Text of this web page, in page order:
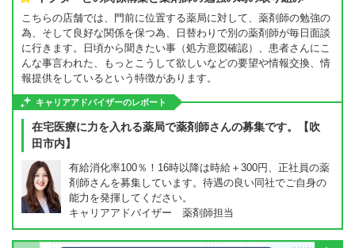
こちらの店舗では、門前に位置する薬局に対して、薬剤師の勉強の
為、そして良好な関係を保つ為、日替わりで別の薬剤師が毎日面談
に行きます。日頃から聞きたい事（処方意図確認）、患者さんにこ
んな事言われた、もっとこうして欲しいなどの要望や情報交換、情
報提供をしているという特徴があります。
キャリアアドバイザーのレポート
在宅医療に力を入れる薬局で薬剤師さんの募集です。【吹
田市内】
有給消化率100％！16時以降は時給＋300円、正社員の薬
剤師さんを募集しています。待遇の良い同社でご自身の
能力を発揮してください。
キャリアアドバイザー 薬剤師担当